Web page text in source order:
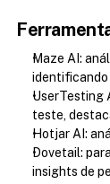
Maze AI:
identificando
UserTesting
teste,
Hotjar AI:
Dovetail:
insights de